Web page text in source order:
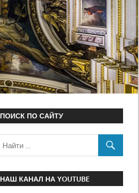
ПОИСК ПО САЙТУ
НАШ КАНАЛ НА YOUTUBE